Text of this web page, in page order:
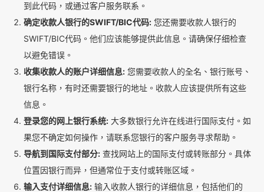
到此代码，或通过客户服务联系。
确定收款人银行的SWIFT/BIC代码: 您还需要收款人银行的
SWIFT/BIC代码。他们应该能够提供此信息。请确保仔细检查
以避免错误。
收集收款人的账户详细信息: 您需要收款人的全名、银行账号、
银行名称，有时还需要银行的地址。收款人应该提供所有这些
信息。
登录您的网上银行系统: 大多数银行允许在线进行国际支付。如
果您不确定如何操作，请联系您银行的客户服务寻求帮助。
导航到国际支付部分: 查找网站上的国际支付或转账部分。具体
位置因银行而异，但通常位于支付或转账区域。
输入支付详细信息: 输入收款人银行的详细信息，包括他们的